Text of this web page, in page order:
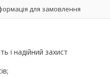
для замовлення
і надійний захист